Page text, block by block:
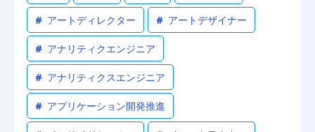
# アートディレクター # アートデザイナー
# アナリティクエンジニア
# アナリティクスエンジニア
# アプリケーション開発推進